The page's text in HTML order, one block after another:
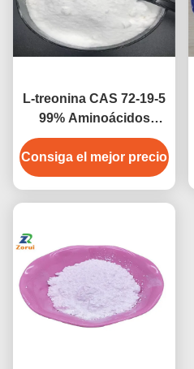
L-treonina CAS 72-19-5
99% Aminoácidos
esenciales en polvo de
grado alimenticio para
suplementos
Consiga el mejor precio